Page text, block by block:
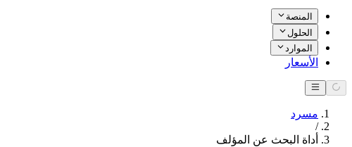
المنصة
الحلول
الموارد
الأسعار
مسرد
/
أداة البحث عن المؤلف